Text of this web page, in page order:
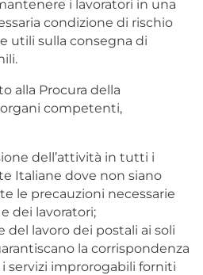
i lavoratori in una
condizione di rischio
utili sulla consegna di
alla Procura della
competenti,
dell’attività in tutti i
Italiane dove non siano
le precauzioni necessarie
dei lavoratori;
del lavoro dei postali ai soli
la corrispondenza
servizi improrogabili forniti